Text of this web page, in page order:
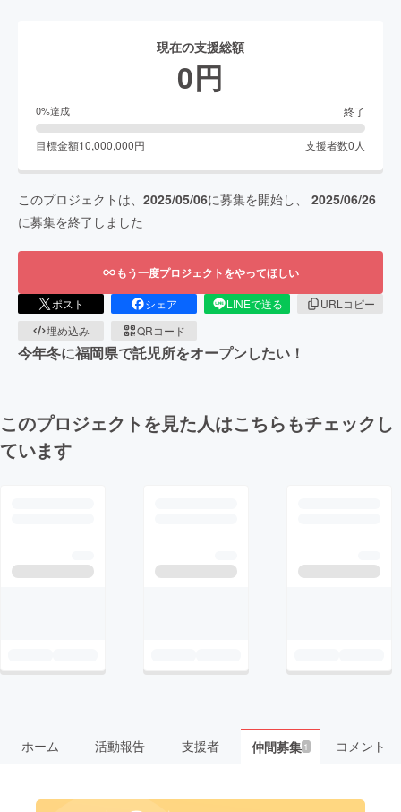
現在の支援総額
0円
0%達成 終了
目標金額10,000,000円 支援者数0 人
このプロジェクトは、 2025/05/06に募集を開始し、 2025/06/26
に募集を終了しました
もう一度プロジェクトをやってほしい
ポスト シェア LINEで送る
URLコピー
埋め込み
QRコード
今年冬に福岡県で託児所をオープンしたい！
このプロジェクトを見た人はこちらもチェックし
ています
ホーム 活動報告 支援者 仲間募集 1 コメント